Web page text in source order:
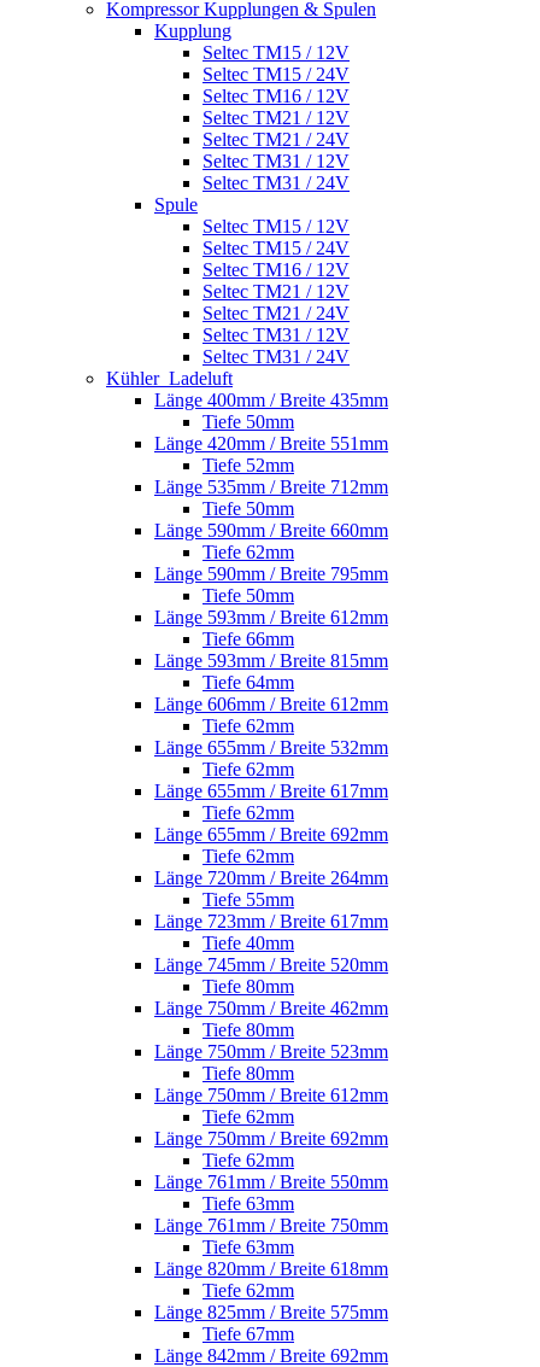
Kompressor Kupplungen & Spulen
Kupplung
Seltec TM15 / 12V
Seltec TM15 / 24V
Seltec TM16 / 12V
Seltec TM21 / 12V
Seltec TM21 / 24V
Seltec TM31 / 12V
Seltec TM31 / 24V
Spule
Seltec TM15 / 12V
Seltec TM15 / 24V
Seltec TM16 / 12V
Seltec TM21 / 12V
Seltec TM21 / 24V
Seltec TM31 / 12V
Seltec TM31 / 24V
Kühler_Ladeluft
Länge 400mm / Breite 435mm
Tiefe 50mm
Länge 420mm / Breite 551mm
Tiefe 52mm
Länge 535mm / Breite 712mm
Tiefe 50mm
Länge 590mm / Breite 660mm
Tiefe 62mm
Länge 590mm / Breite 795mm
Tiefe 50mm
Länge 593mm / Breite 612mm
Tiefe 66mm
Länge 593mm / Breite 815mm
Tiefe 64mm
Länge 606mm / Breite 612mm
Tiefe 62mm
Länge 655mm / Breite 532mm
Tiefe 62mm
Länge 655mm / Breite 617mm
Tiefe 62mm
Länge 655mm / Breite 692mm
Tiefe 62mm
Länge 720mm / Breite 264mm
Tiefe 55mm
Länge 723mm / Breite 617mm
Tiefe 40mm
Länge 745mm / Breite 520mm
Tiefe 80mm
Länge 750mm / Breite 462mm
Tiefe 80mm
Länge 750mm / Breite 523mm
Tiefe 80mm
Länge 750mm / Breite 612mm
Tiefe 62mm
Länge 750mm / Breite 692mm
Tiefe 62mm
Länge 761mm / Breite 550mm
Tiefe 63mm
Länge 761mm / Breite 750mm
Tiefe 63mm
Länge 820mm / Breite 618mm
Tiefe 62mm
Länge 825mm / Breite 575mm
Tiefe 67mm
Länge 842mm / Breite 692mm